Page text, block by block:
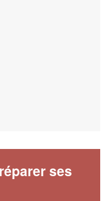
ses